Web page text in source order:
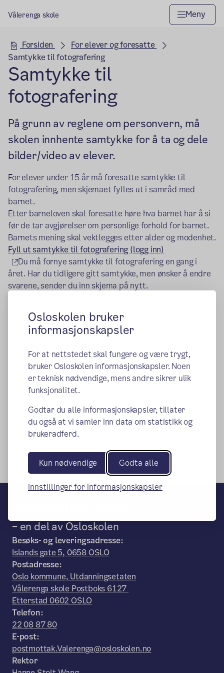
Osloskolen bruker
informasjonskapsler
For at nettstedet skal fungere og være trygt,
bruker Osloskolen informasjonskapsler. Noen
er teknisk nødvendige, mens andre sikrer ulik
funksjonalitet.
Godtar du alle informasjonskapsler, tillater
du også at vi samler inn data om statistikk og
brukeradferd.
Kun nødvendige Godta alle
Innstillinger for informasjonskapsler
Vålerenga skole Meny
Hovedseksjon
Forsiden
For elever og foresatte
Samtykke til fotografering
Samtykke til
fotografering
På grunn av reglene om personvern, må
skolen innhente samtykke for å ta og dele
bilder/video av elever.
For elever under 15 år må foresatte samtykke til
fotografering, men skjemaet fylles ut i samråd med
barnet.
Etter barneloven skal foresatte høre hva barnet har å si
før de tar avgjørelser om personlige forhold for barnet.
Barnets mening skal vektlegges etter alder og modenhet.
Fyll ut samtykke til fotografering (logg inn)
(ekstern lenke)
Du må fornye samtykke til fotografering en gang i
året. Har du tidligere gitt samtykke, men ønsker å endre
svarene, sender du inn skjema på nytt.
Trekk samtykke
Ønsker du å trekke samtykke du har gitt til fotografering,
må du sende inne et annet skjema.
(ekstern lenke)
Ta kontakt med skolens administrasjon, dersom du har
spørsmål.
Publisert: 07.09.2022
– en del av Osloskolen
Besøks- og leveringsadresse:
Islands gate 5, 0658 OSLO
Postadresse:
Oslo kommune, Utdanningsetaten
Vålerenga skole Postboks 6127
Etterstad 0602 OSLO
Telefon:
22 08 87 80
E-post:
postmottak.Valerenga@osloskolen.no
Rektor